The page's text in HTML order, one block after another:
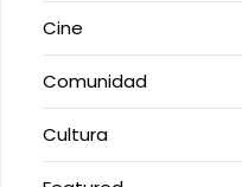
Cine
Comunidad
Cultura